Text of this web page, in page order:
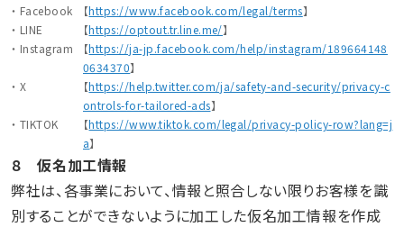
・ Facebook
【https://www.facebook.com/legal/terms】
・ LINE
【https://optout.tr.line.me/】
・ Instagram
【https://ja-jp.facebook.com/help/instagram/189664148
0634370】
・ X
【https://help.twitter.com/ja/safety-and-security/privacy-c
ontrols-for-tailored-ads】
・ TIKTOK
【https://www.tiktok.com/legal/privacy-policy-row?lang=j
a】
８ 仮名加工情報
弊社は、各事業において、情報と照合しない限りお客様を識
別することができないように加工した仮名加工情報を作成